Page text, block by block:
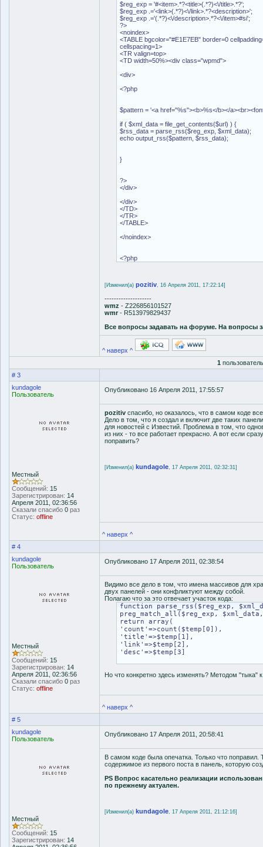
$reg_exp = '#<item>.*?<title>(.*?)<\/title>.*?';
$reg_exp .='<link>(.*?)<\/link>.*?<description>';
$reg_exp .='(.*?)<\/description>.*?<\/item>#si';
?>
<noindex>
<TABLE bgcolor="#E1E7EB" border=0
cellspacing=1>
<TR valign=top>
<TD width=50%><div class="wpmd">
<div>
<?php
$pattern = '<a href="%s"><b>%s</b></
if ( $xml_data = file_get_contents($url) ) {
$rss_data = parse_rss($reg_exp, $xml_data);
echo output_rss($pattern, $rss_data);
}
?>
</div>
</div>
</TD>
</TR>
</TABLE>
</noindex>
<?php
[Изменил(а) pozitiv, 16 Апреля 2011, 17:22:14]
--------------------
wmz - Z226856101527
wmr- R513979829437
Все вопросы задавать на форуме. На вопросы
^ наверх ^
1
# 3
kundagole
Пользователь
Местный
Сообщений: 15
Зарегистрирован: 14
Апреля 2011, 02:36:56
Сказали спасибо 0 раз
Статус: offline
Опубликовано 16 Апреля 2011, 17:55:57
pozitiv спасибо, но оказалось, что в самом коде
Дело в том, что я создал и включит две таких
для новостей с Известий. Проблема в том, что
из них - то все работает прекрасно. А вот если
поправить?
[Изменил(а) kundagole, 17 Апреля 2011, 02:32:31]
^ наверх ^
# 4
kundagole
Пользователь
Местный
Сообщений: 15
Зарегистрирован: 14
Апреля 2011, 02:36:56
Сказали спасибо 0 раз
Статус: offline
Опубликовано 17 Апреля 2011, 02:38:54
Видимо все дело в том, что имена массивов для
двух панелей - они конфликтуют между собой.
Полагаю что за это отвечает участок кода:
function parse_rss($reg_exp,
preg_match_all($reg_exp,
return array(
'count'=>count($temp[0]),
'title'=>$temp[1],
'link'=>$temp[2],
'desc'=>$temp[3]
Но что конкретно здесь изменять? Методом "тыка"
^ наверх ^
# 5
kundagole
Пользователь
Местный
Сообщений: 15
Зарегистрирован: 14
Опубликовано 17 Апреля 2011, 20:58:41
В самом коде была опечатка. Только что поправил.
содержимое из первого поста в панель, которую
PS Вопрос касательно реализации
по прежнему актуален.
[Изменил(а) kundagole, 17 Апреля 2011, 21:12:16]